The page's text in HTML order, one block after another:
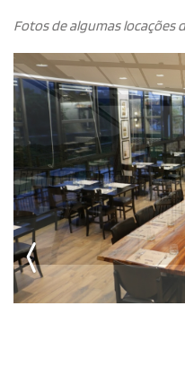
Fotos de algumas locações